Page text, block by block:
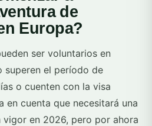
de
Europa?
ser voluntarios en
superen el período de
o cuenten con la visa
en cuenta que necesitará una
vigor en 2026, pero por ahora